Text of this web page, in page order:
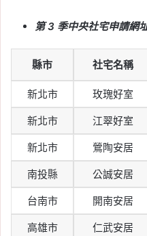
第 3 季中央社宅申請網
縣市 社宅名稱
新北市 玫瑰好室
新北市 江翠好室
新北市 鶯陶安居
南投縣 公誠安居
台南市 開南安居
高雄市 仁武安居